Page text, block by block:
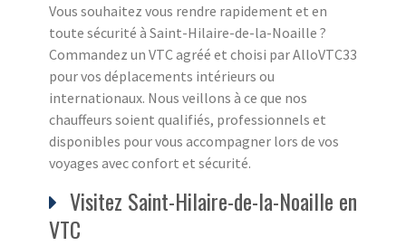
Vous souhaitez vous rendre rapidement et en
toute sécurité à Saint-Hilaire-de-la-Noaille ?
Commandez un VTC agréé et choisi par AlloVTC33
pour vos déplacements intérieurs ou
internationaux. Nous veillons à ce que nos
chauffeurs soient qualifiés, professionnels et
disponibles pour vous accompagner lors de vos
voyages avec confort et sécurité.
Visitez Saint-Hilaire-de-la-Noaille en
VTC